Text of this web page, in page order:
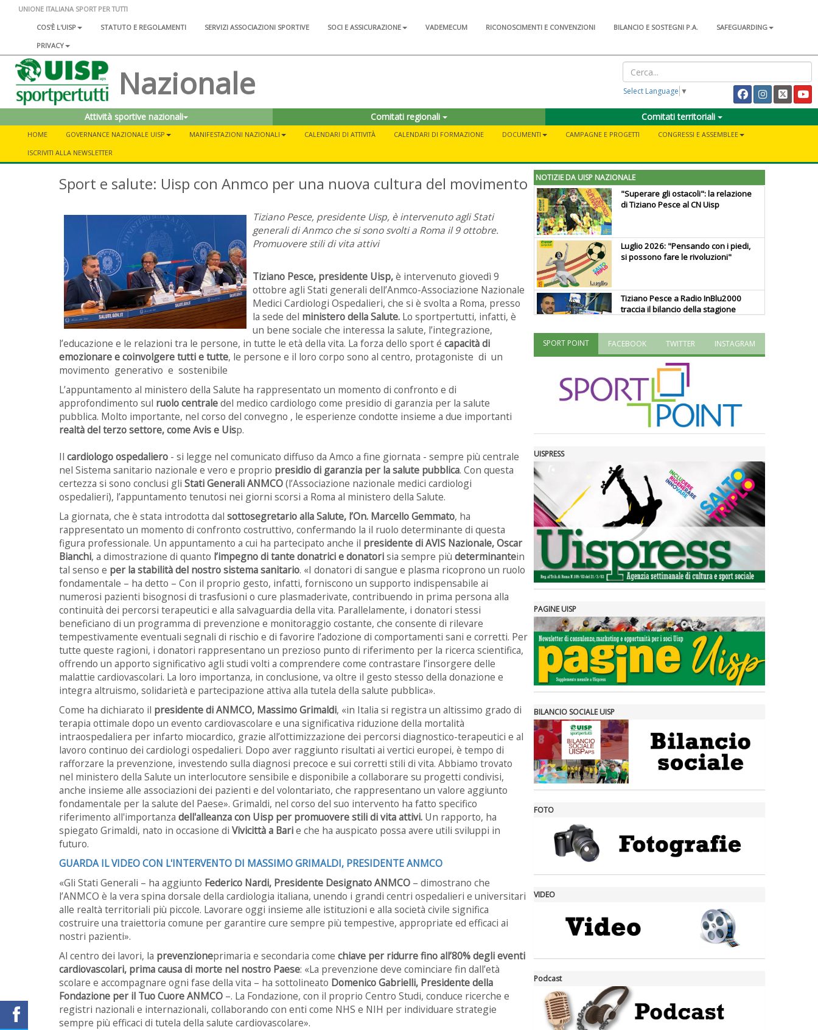
UNIONE ITALIANA SPORT PER TUTTI
COS'È L'UISP
STATUTO E REGOLAMENTI SERVIZI ASSOCIAZIONI SPORTIVE SOCI E ASSICURAZIONE VADEMECUM RICONOSCIMENTI E CONVENZIONI BILANCIO E SOSTEGNI P.A.
SAFEGUARDING
PRIVACY
Nazionale Select Language ▼
Attività sportive nazionali Comitati regionali Comitati territoriali
HOME GOVERNANCE NAZIONALE UISP MANIFESTAZIONI NAZIONALI CALENDARI DI ATTIVITÀ CALENDARI DI FORMAZIONE DOCUMENTI CAMPAGNE E PROGETTI
CONGRESSI E ASSEMBLEE
ISCRIVITI ALLA NEWSLETTER
Sport e salute: Uisp con Anmco per una nuova cultura del movimento
Tiziano Pesce, presidente Uisp, è intervenuto agli Stati
generali di Anmco che si sono svolti a Roma il 9 ottobre.
Promuovere stili di vita attivi
Tiziano Pesce, presidente Uisp,è intervenuto giovedì 9
ottobre agli Stati generali dell’Anmco-Associazione Nazionale
Medici Cardiologi Ospedalieri, che si è svolta a Roma, presso
la sede del ministero della Salute. Lo sportpertutti, infatti, è
un bene sociale che interessa la salute, l’integrazione,
l’educazione e le relazioni tra le persone, in tutte le età della vita. La forza dello sport é capacità di
emozionare e coinvolgere tutti e tutte, le persone e il loro corpo sono al centro, protagoniste di un
movimento generativo e sostenibile
L’appuntamento al ministero della Salute ha rappresentato un momento di confronto e di
approfondimento sul ruolo centraledel medico cardiologo come presidio di garanzia per la salute
pubblica. Molto importante, nel corso del convegno , le esperienze condotte insieme a due importanti
realtà del terzo settore, come Avis e Uisp.
Il cardiologo ospedaliero - si legge nel comunicato diffuso da Amco a fine giornata - sempre più centrale
nel Sistema sanitario nazionale e vero e proprio presidio di garanzia per la salute pubblica. Con questa
certezza si sono conclusi gli Stati Generali ANMCO(l’Associazione nazionale medici cardiologi
ospedalieri), l’appuntamento tenutosi nei giorni scorsi a Roma al ministero della Salute.
La giornata, che è stata introdotta dal sottosegretario alla Salute, l’On. Marcello Gemmato, ha
rappresentato un momento di confronto costruttivo, confermando la il ruolo determinante di questa
figura professionale. Un appuntamento a cui ha partecipato anche il presidente di AVIS Nazionale, Oscar
Bianchi, a dimostrazione di quanto l’impegno di tante donatrici e donatorisia sempre più determinantein
tal senso e per la stabilità del nostro sistema sanitario. «I donatori di sangue e plasma ricoprono un ruolo
fondamentale – ha detto – Con il proprio gesto, infatti, forniscono un supporto indispensabile ai
numerosi pazienti bisognosi di trasfusioni o cure plasmaderivate, contribuendo in prima persona alla
continuità dei percorsi terapeutici e alla salvaguardia della vita. Parallelamente, i donatori stessi
beneficiano di un programma di prevenzione e monitoraggio costante, che consente di rilevare
tempestivamente eventuali segnali di rischio e di favorire l’adozione di comportamenti sani e corretti. Per
tutte queste ragioni, i donatori rappresentano un prezioso punto di riferimento per la ricerca scientifica,
offrendo un apporto significativo agli studi volti a comprendere come contrastare l’insorgere delle
malattie cardiovascolari. La loro importanza, in conclusione, va oltre il gesto stesso della donazione e
integra altruismo, solidarietà e partecipazione attiva alla tutela della salute pubblica».
Come ha dichiarato il presidente di ANMCO, Massimo Grimaldi, «in Italia si registra un altissimo grado di
terapia ottimale dopo un evento cardiovascolare e una significativa riduzione della mortalità
intraospedaliera per infarto miocardico, grazie all’ottimizzazione dei percorsi diagnostico-terapeutici e al
lavoro continuo dei cardiologi ospedalieri. Dopo aver raggiunto risultati ai vertici europei, è tempo di
rafforzare la prevenzione, investendo sulla diagnosi precoce e sui corretti stili di vita. Abbiamo trovato
nel ministero della Salute un interlocutore sensibile e disponibile a collaborare su progetti condivisi,
anche insieme alle associazioni dei pazienti e del volontariato, che rappresentano un valore aggiunto
fondamentale per la salute del Paese». Grimaldi, nel corso del suo intervento ha fatto specifico
riferimento all'importanza dell'alleanza con Uisp per promuovere stili di vita attivi. Un rapporto, ha
spiegato Grimaldi, nato in occasione di Vivicittà a Barie che ha auspicato possa avere utili sviluppi in
futuro.
GUARDA IL VIDEO CON L'INTERVENTO DI MASSIMO GRIMALDI, PRESIDENTE ANMCO
«Gli Stati Generali – ha aggiunto Federico Nardi, Presidente Designato ANMCO – dimostrano che
l’ANMCO è la vera spina dorsale della cardiologia italiana, unendo i grandi centri ospedalieri e universitari
alle realtà territoriali più piccole. Lavorare oggi insieme alle istituzioni e alla società civile significa
costruire una traiettoria comune per garantire cure sempre più tempestive, appropriate ed efficaci ai
nostri pazienti».
Al centro dei lavori, la prevenzioneprimaria e secondaria come chiave per ridurre fino all’80% degli eventi
cardiovascolari, prima causa di morte nel nostro Paese: «La prevenzione deve cominciare fin dall’età
scolare e accompagnare ogni fase della vita – ha sottolineato Domenico Gabrielli, Presidente della
Fondazione per il Tuo Cuore ANMCO –. La Fondazione, con il proprio Centro Studi, conduce ricerche e
registri nazionali e internazionali, collaborando con enti come NHS e NIH per individuare strategie
sempre più efficaci di tutela della salute cardiovascolare».
NOTIZIE DA UISP NAZIONALE
"Superare gli ostacoli": la relazione
di Tiziano Pesce al CN Uisp
Luglio 2026: "Pensando con i piedi,
si possono fare le rivoluzioni"
Tiziano Pesce a Radio InBlu2000
traccia il bilancio della stagione
valorizzi le nostre specificità"
La formazione Uisp rallenta ma
prosegue anche in estate
Fondazione Terzjus: prima riunione
a Roma
SPORT POINT FACEBOOK TWITTER INSTAGRAM
UISPRESS
PAGINE UISP
BILANCIO SOCIALE UISP
FOTO
VIDEO
Podcast